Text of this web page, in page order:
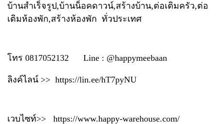
บ้านสำเร็จรูป,บ้านน็อคดาวน์,สร้างบ้าน,ต่อเติมครัว,ต่อ
เติมห้องพัก,สร้างห้องพัก ทั่วประเทศ
โทร 0817052132 Line : @happymeebaan
ลิงค์ไลน์ >> https://lin.ee/hT7pyNU
เวบไซท์>> https://www.happy-warehouse.com/